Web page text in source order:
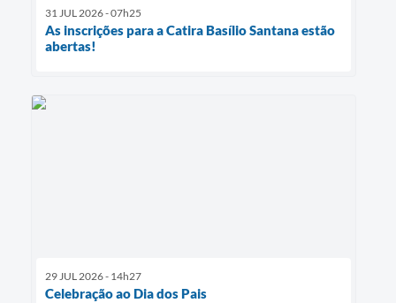
31 JUL 2026 - 07h25
As inscrições para a Catira Basílio Santana estão
abertas!
29 JUL 2026 - 14h27
Celebração ao Dia dos Pais